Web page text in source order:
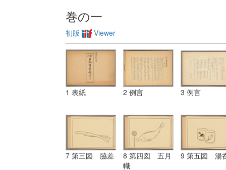
巻の一
初版 Viewer
1 表紙 2 例言 3 例言
7 第三図 脇差
8 第四図 五月
幟
9 第五図 湯